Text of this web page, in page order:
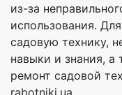
из-за
использования.
садовую технику,
навыки и знания, а
ремонт садовой
rabotniki.ua.